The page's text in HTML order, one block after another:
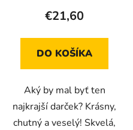
€21,60
DO KOŠÍKA
Aký by mal byť ten
najkrajší darček? Krásny,
chutný a veselý! Skvelá,